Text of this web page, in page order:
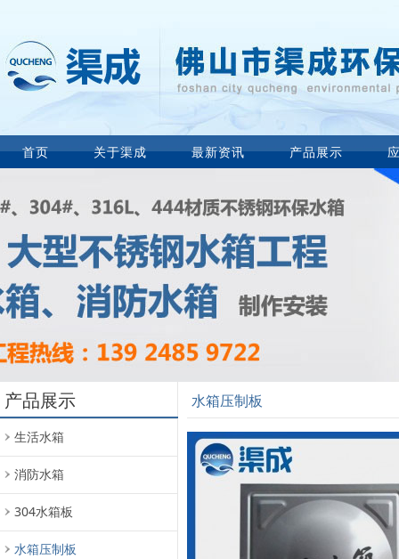
首页 关于渠成 最新资讯 产品展示
产品展示
生活水箱
消防水箱
304水箱板
水箱压制板
水箱压制板